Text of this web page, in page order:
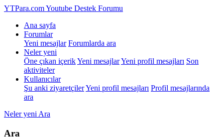
YTPara.comYoutube Destek Forumu
Ana sayfa
Forumlar
Yeni mesajlar Forumlarda ara
Neler yeni
Öne çıkan içerikYeni mesajlarYeni profil mesajları Son
aktiviteler
Kullanıcılar
Şu anki ziyaretçilerYeni profil mesajları Profil mesajlarında
ara
Neler yeni Ara
Ara